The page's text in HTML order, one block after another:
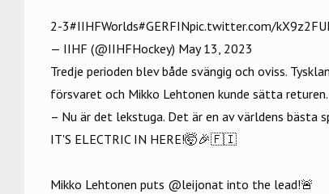
2-3#IIHFWorlds#GERFINpic.twitter.com/
— IIHF (@IIHFHockey) May 13, 2023
Tredje perioden blev både svängig och oviss.
försvaret och Mikko Lehtonen kunde sätta returen.
– Nu är det lekstuga. Det är en av världens bästa
IT'S ELECTRIC IN HERE!🤯🎉🇫🇮
Mikko Lehtonen puts @leijonat into the lead!🚨